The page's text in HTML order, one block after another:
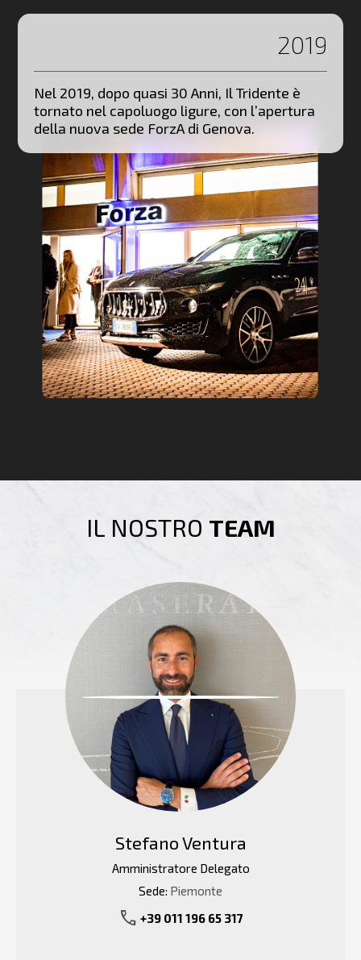
2019
Nel 2019, dopo quasi 30 Anni, Il Tridente è
tornato nel capoluogo ligure, con l’apertura
della nuova sede ForzA di Genova.
IL NOSTRO TEAM
Stefano Ventura
Amministratore Delegato
Sede: Piemonte
call +39 011 196 65 317